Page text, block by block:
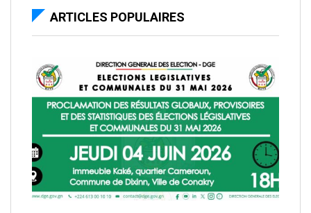
ARTICLES POPULAIRES